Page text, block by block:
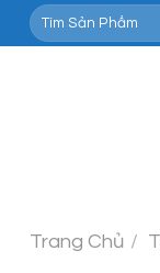
Skip
to
Trang Chủ /